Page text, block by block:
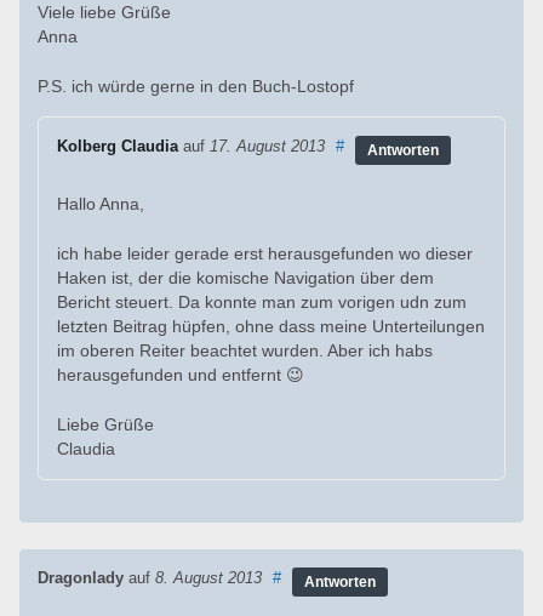
Viele liebe Grüße
Anna
P.S. ich würde gerne in den Buch-Lostopf
Kolberg Claudiaauf 17. August 2013 # Antworten
Hallo Anna,
ich habe leider gerade erst herausgefunden wo dieser
Haken ist, der die komische Navigation über dem
Bericht steuert. Da konnte man zum vorigen udn zum
letzten Beitrag hüpfen, ohne dass meine Unterteilungen
im oberen Reiter beachtet wurden. Aber ich habs
herausgefunden und entfernt 😉
Liebe Grüße
Claudia
Dragonlady auf 8. August 2013 # Antworten